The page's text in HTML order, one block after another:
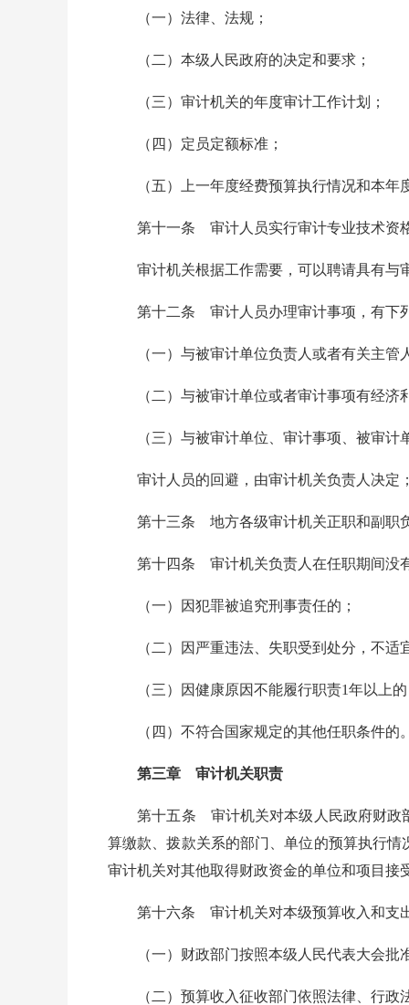
（一）法律、法规；
（二）本级人民政府的决定和要求；
（三）审计机关的年度审计工作计划；
（四）定员定额标准；
（五）上一年度经费预算执行情况和本年
第十一条 审计人员实行审计专业技术资格
审计机关根据工作需要，可以聘请具有与
第十二条 审计人员办理审计事项，有下列
（一）与被审计单位负责人或者有关主管
（二）与被审计单位或者审计事项有经济
（三）与被审计单位、审计事项、被审计
审计人员的回避，由审计机关负责人决定
第十三条 地方各级审计机关正职和副职负
第十四条 审计机关负责人在任职期间没有
（一）因犯罪被追究刑事责任的；
（二）因严重违法、失职受到处分，不适
（三）因健康原因不能履行职责1年以上的
（四）不符合国家规定的其他任职条件的
第三章 审计机关职责
第十五条 审计机关对本级人民政府财政部
算缴款、拨款关系的部门、单位的预算执行
审计机关对其他取得财政资金的单位和项目
第十六条 审计机关对本级预算收入和支出
（一）财政部门按照本级人民代表大会批准
（二）预算收入征收部门依照法律、行政